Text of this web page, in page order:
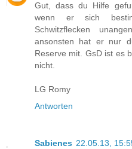
Gut, dass du Hilfe
wenn er sich
Schwitzflecken
ansonsten hat er nur
Reserve mit. GsD ist es
nicht.
LG Romy
Antworten
Sabienes 22.05.13,